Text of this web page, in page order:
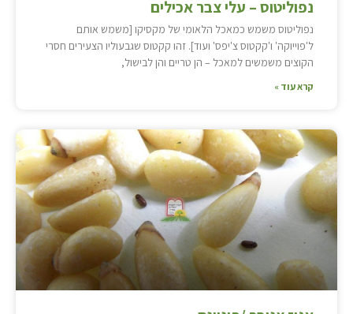
נפוליטוס – עלי צבר אכילים
נפוליטוס משמש כמאכל הלאומי של מקסיקו [משמש אותם
ל'פוייוקה' ו'קקטוס צ'יפס' ועוד]. זהו קקטוס שגבעוליו הצעירים חסרי
הקוצים משמשים למאכל – הן טריים והן לבישול,
קרא עוד »